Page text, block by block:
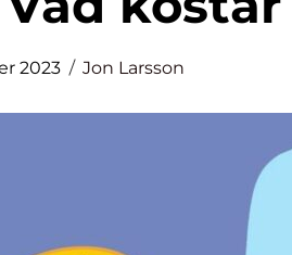
2023 Jon Larsson